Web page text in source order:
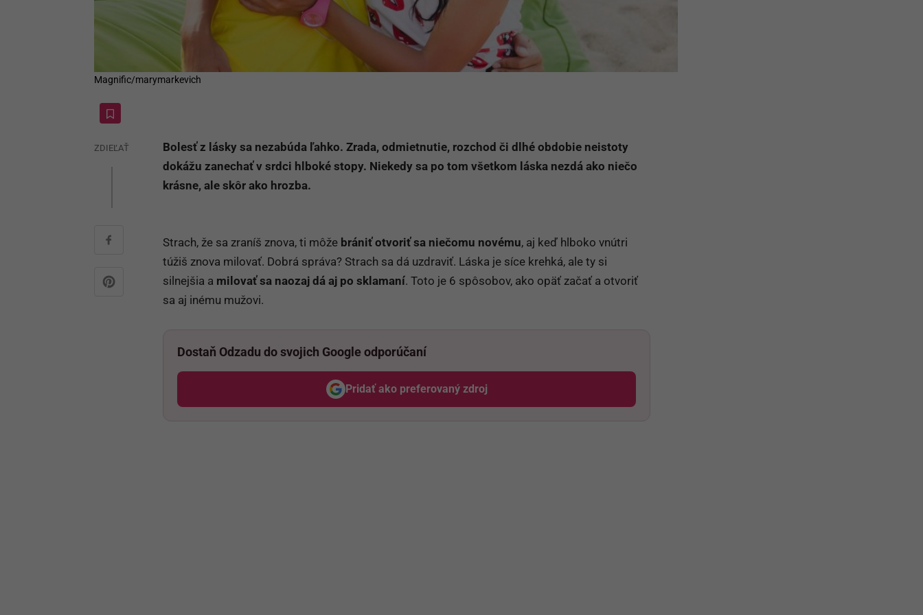
Magnific/marymarkevich
ZDIEĽAŤ
Bolesť z lásky sa nezabúda ľahko. Zrada, odmietnutie, rozchod či dlhé obdobie neistoty
dokážu zanechať v srdci hlboké stopy. Niekedy sa po tom všetkom láska nezdá ako niečo
krásne, ale skôr ako hrozba.
Strach, že sa zraníš znova, ti môže brániť otvoriť sa niečomu novému, aj keď hlboko vnútri
túžiš znova milovať. Dobrá správa? Strach sa dá uzdraviť. Láska je síce krehká, ale ty si
silnejšia a milovať sa naozaj dá aj po sklamaní. Toto je 6 spôsobov, ako opäť začať a otvoriť
sa aj inému mužovi.
Dostaň Odzadu do svojich Google odporúčaní
Pridať ako preferovaný zdroj
Odzadu, odkaz sa otvorí v novom okne